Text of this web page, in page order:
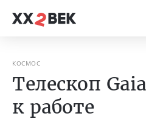
КОСМОС
Телескоп
к работе